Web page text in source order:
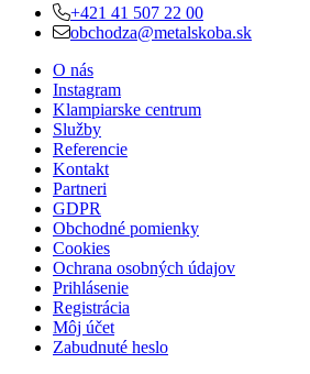
+421 41 507 22 00
obchodza@metalskoba.sk
O nás
Instagram
Klampiarske centrum
Služby
Referencie
Kontakt
Partneri
GDPR
Obchodné pomienky
Cookies
Ochrana osobných údajov
Prihlásenie
Registrácia
Môj účet
Zabudnuté heslo